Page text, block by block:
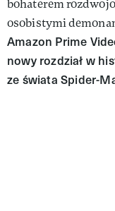
bohaterem
osobistymi
Amazon Prime
nowy rozdział w
ze świata Spider-